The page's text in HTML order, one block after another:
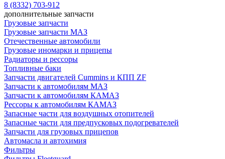
8 (8332) 703-912
дополнительные запчасти
Грузовые запчасти
Грузовые запчасти МАЗ
Отечественные автомобили
Грузовые иномарки и прицепы
Радиаторы и рессоры
Топливные баки
Запчасти двигателей Cummins и КПП ZF
Запчасти к автомобилям МАЗ
Запчасти к автомобилям КАМАЗ
Рессоры к автомобилям КАМАЗ
Запасные части для воздушных отопителей
Запасные части для предпусковых подогревателей
Запчасти для грузовых прицепов
Автомасла и автохимия
Фильтры